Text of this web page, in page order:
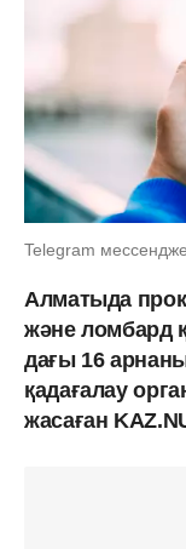
Telegram
Алматыда
және ломбард
дағы 16
қадағалау
жасаған